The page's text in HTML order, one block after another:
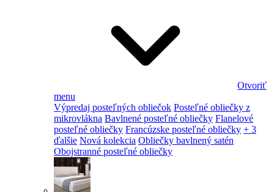
Otvoriť
menu
Výpredaj posteľných obliečok Posteľné obliečky z
mikrovlákna Bavlnené posteľné obliečky Flanelové
posteľné obliečky Francúzske posteľné obliečky + 3
ďalšie Nová kolekcia Obliečky bavlnený satén
Obojstranné posteľné obliečky